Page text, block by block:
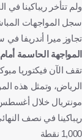
ولم تتأخر ريباكينا في
تجاوز ميرا أندريفا في
المواجهة الحاسمة
الرياض، وتمثل هذه
مونتريال خلال
ريباكينا في نصف
1,000 نقطة